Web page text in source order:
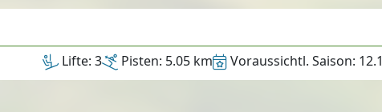
Lifte: 3 Pisten: 5.05 km Voraussichtl. Saison: